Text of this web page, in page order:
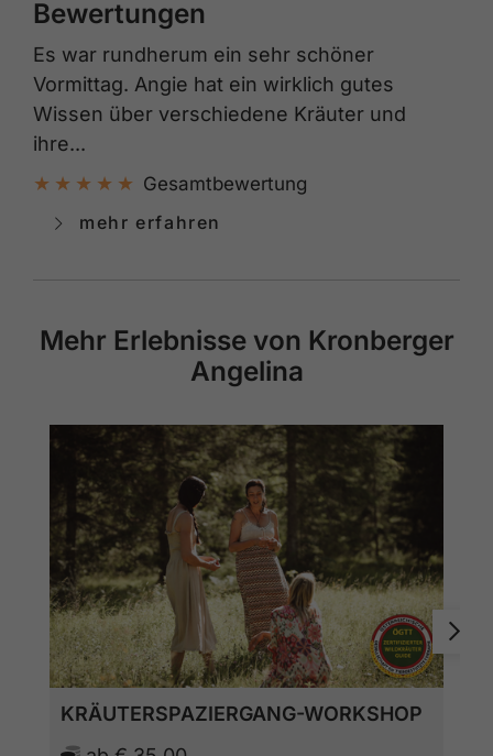
Bewertungen
Es war rundherum ein sehr schöner
Vormittag. Angie hat ein wirklich gutes
Wissen über verschiedene Kräuter und
ihre...
Gesamtbewertung
mehr erfahren
Mehr Erlebnisse von Kronberger
Angelina
KRÄUTERSPAZIERGANG-WORKSHOP